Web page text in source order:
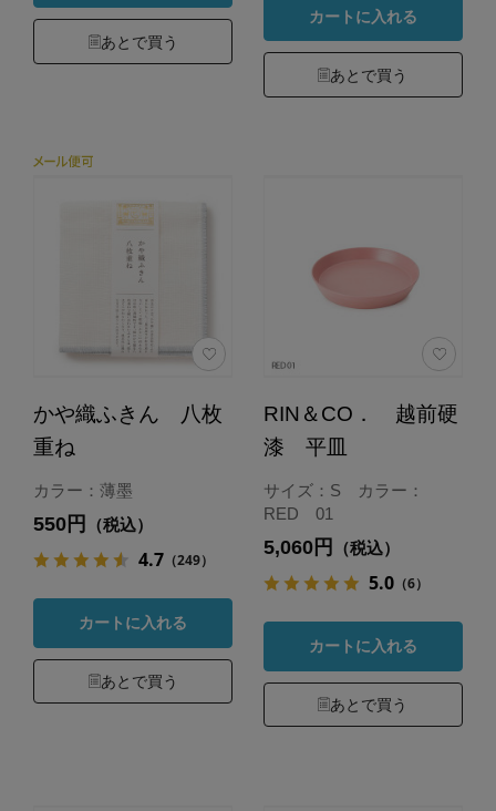
あとで買う
カートに入れる
あとで買う
かや織ふきん 八枚
重ね
カラー：薄墨
550円 （税込）
4.7（249）
カートに入れる
あとで買う
RIN＆CO． 越前硬
漆 平皿
サイズ：S カラー：
RED 01
5,060円 （税込）
5.0（6）
カートに入れる
あとで買う